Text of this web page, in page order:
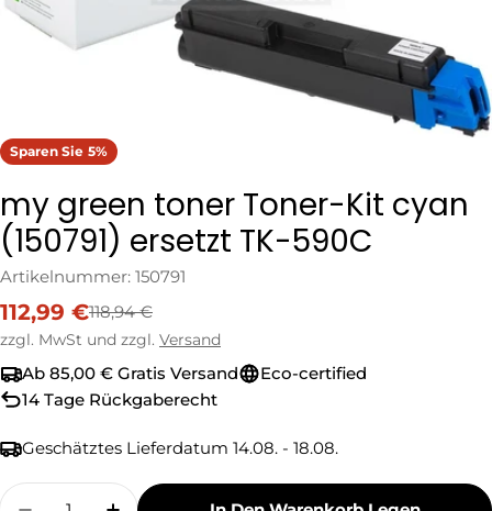
Sparen Sie 5%
my green toner Toner-Kit cyan
(150791) ersetzt TK-590C
Artikelnummer: 150791
Verkaufspreis
112,99 €
Regulärer
Preis
118,94 €
zzgl. MwSt und zzgl. Versand
Ab 85,00 € Gratis Versand
Eco-certified
14 Tage Rückgaberecht
Geschätztes Lieferdatum 14.08. - 18.08.
Menge